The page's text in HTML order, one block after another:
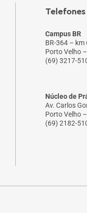
Telefones
Campus BR
BR-364 –
Porto Velho –
(69) 3217-
Núcleo de
Av. Carlos
Porto Velho –
(69) 2182-